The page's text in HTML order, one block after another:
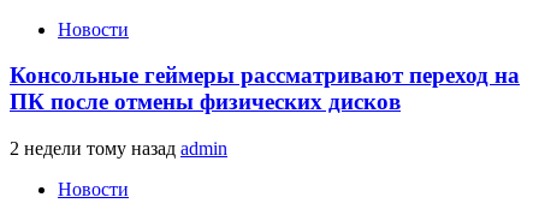
Новости
Консольные геймеры рассматривают переход на
ПК после отмены физических дисков
2 недели тому назад admin
Новости